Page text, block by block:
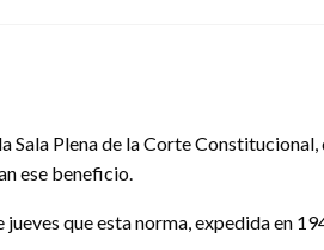
Sala Plena de la Corte
ese beneficio.
que esta norma, expedida en